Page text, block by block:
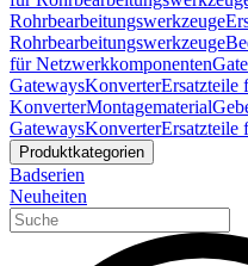
Rohrbearbeitungswerkzeuge
Rohrbearbeitungswerkzeuge
für Netzwerkkomponenten
GatewaysKonverterErsatzteile
KonverterMontagematerial
GatewaysKonverterErsatzteile
Produktkategorien
Badserien
Neuheiten